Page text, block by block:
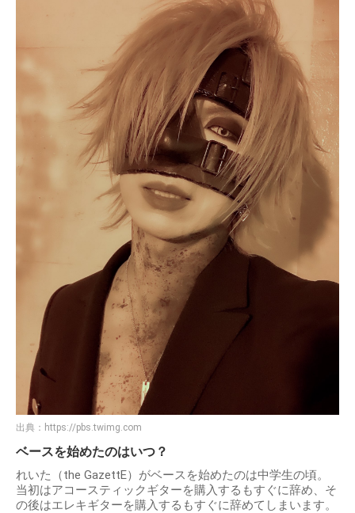
出典： https://pbs.twimg.com
ベースを始めたのはいつ？
れいた（the GazettE）がベースを始めたのは中学生の頃。
当初はアコースティックギターを購入するもすぐに辞め、そ
の後はエレキギターを購入するもすぐに辞めてしまいます。